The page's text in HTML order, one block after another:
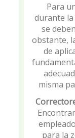
Para
durante
se
obstante,
de
misma
para la